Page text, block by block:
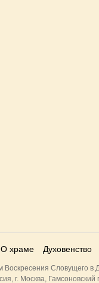
О храме Духовенство
Воскресения Словущего в
г. Москва, Гамсоновский